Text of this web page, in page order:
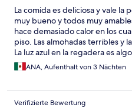
La comida es deliciosa y vale la
muy bueno y todos muy
hace demasiado calor en los
piso. Las almohadas terribles y
La luz azul en la regadera es
hermoso y muy bien
las actividades.
ANA, Aufenthalt von 3 Nächten
Verifizierte Bewertung